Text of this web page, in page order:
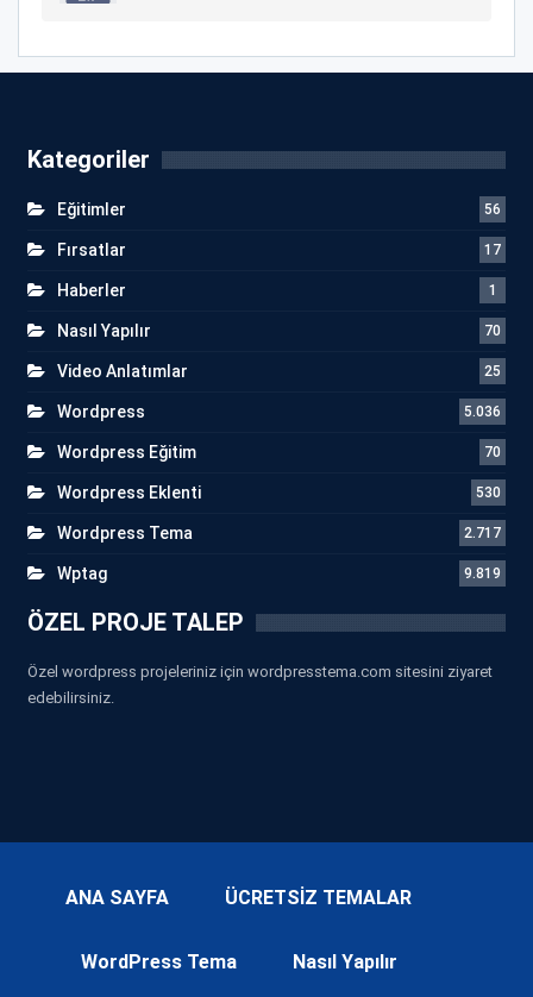
Kategoriler
Eğitimler 56
Fırsatlar 17
Haberler 1
Nasıl Yapılır 70
Video Anlatımlar 25
Wordpress 5.036
Wordpress Eğitim 70
Wordpress Eklenti 530
Wordpress Tema 2.717
Wptag 9.819
ÖZEL PROJE TALEP
Özel wordpress projeleriniz için wordpresstema.com sitesini ziyaret
edebilirsiniz.
ANA SAYFA ÜCRETSİZ TEMALAR
WordPress Tema Nasıl Yapılır